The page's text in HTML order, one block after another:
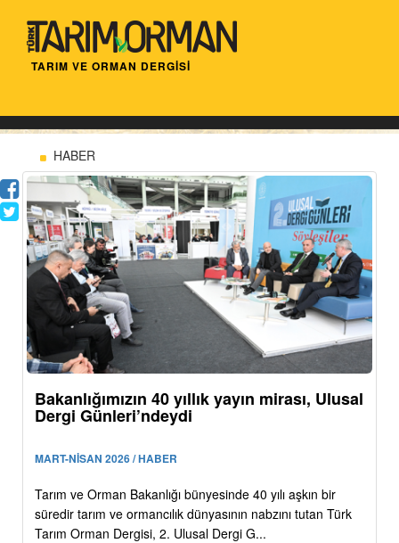
TARIM VE ORMAN DERGİSİ
HABER
Bakanlığımızın 40 yıllık yayın mirası, Ulusal
Dergi Günleri’ndeydi
MART-NİSAN 2026 / HABER
Tarım ve Orman Bakanlığı bünyesinde 40 yılı aşkın bir
süredir tarım ve ormancılık dünyasının nabzını tutan Türk
Tarım Orman Dergisi, 2. Ulusal Dergi G...